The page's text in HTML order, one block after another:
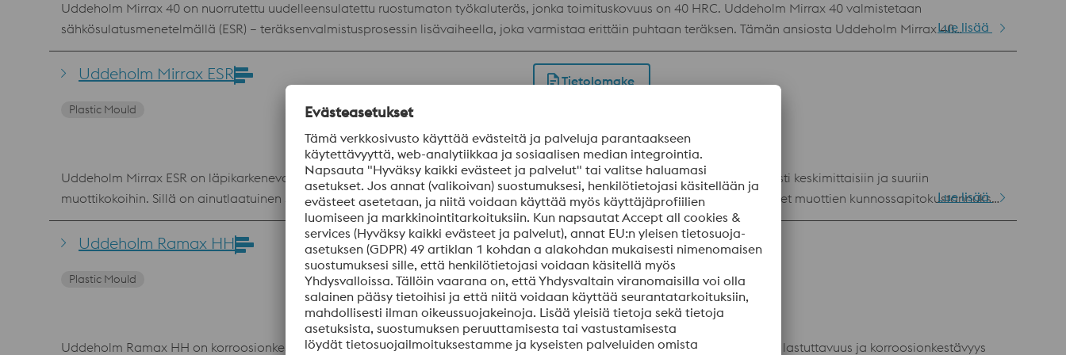
Uddeholm Mirrax 40 on nuorrutettu uudelleensulatettu ruostumaton työkaluteräs, jonka toimituskovuus on 40 HRC. Uddeholm Mirrax 40 valmistetaan
sähkösulatusmenetelmällä (ESR) – teräksenvalmistusprosessin lisävaiheella, joka varmistaa erittäin puhtaan teräksen. Tämän ansiosta Uddeholm Mirrax 40
voidaan kiillottaa erittäin korkeaan pintakäsittelyyn. Lisäksi korkean kovuuden ja sitkeyden yhdistelmä johtaa muotin hyvään painumakestävyyskykyyn ja minimoi
odottamattomien rikkoutumisten riskin, mikä johtaa turvallisempaan muottiin ja pidentää työkalun käyttöikää. Edut Pienemmät tuotantokustannukset Työvälineiden
nopea valmistus Mahdollisuus erinomaiseen pinnanlaatuun Vähemmän kunnossapitoa Turvallinen tuotanto
Lue lisää
Uddeholm Mirrax ESR Tietolomake
Plastic Mould
Uddeholm Mirrax ESR on läpikarkeneva korroosionkestävä teräs, jolla on erittäin hyvä kiillotettavuus. Tarkoitettu pääasiallisesti keskimittaisiin ja suuriin
muottikokoihin. Sillä on ainutlaatuinen sitkeys-, korroosionkestävyys- ja läpikarkenevuusominaisuuksien yhdistelmä. Edut Pienet muottien kunnossapitokustannukset
Muottitilan pinnat säilyvät moitteettomina pitkäkestoisissakin valmistusjaksoissa. Kosteissa oloissa varastoitavissa ja käytettävissä muoteissa tarvitaan vähemmän
suojausta. Alhaiset tuotantokustannukset: Vähemmän vesijäähdytyskanavien ruostumista Lämmönsiirtymisominaisuudet (ja näin ollen jäähdytysteho) pysyvät
vakaina koko muotin käyttöiän ajan, mikä varmistaa yhdenmukaiset jaksoajat. Muottien käyttö on turvallista, koska sitkeys pysyy hyvänä suuressakin koossa.
Lue lisää
Uddeholm Ramax HH Tietolomake
Plastic Mould
Uddeholm Ramax HH on korroosionkestävä muottirunkoteräs, jolla on hyvä lastuttavuus. Se toimitetaan nuorrutettuna. Hyvä lastuttavuus ja korroosionkestävyys